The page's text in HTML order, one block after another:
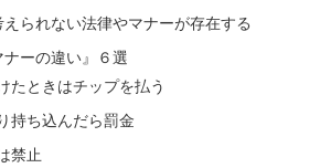
られない法律やマナーが存在する
ーの違い』６選
たときはチップを払う
持ち込んだら罰金
禁止